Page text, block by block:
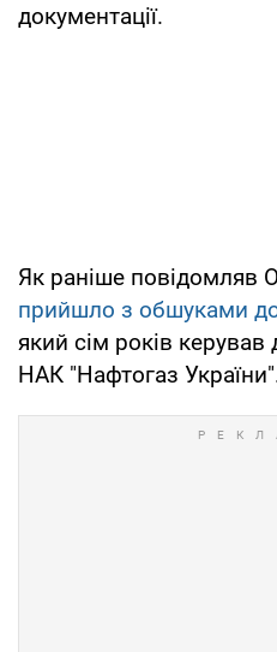
документації.
Як раніше повідомляв
прийшло з обшуками
який сім років
НАК "Нафтогаз